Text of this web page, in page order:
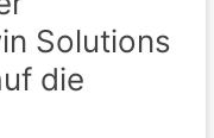
Solutions
die